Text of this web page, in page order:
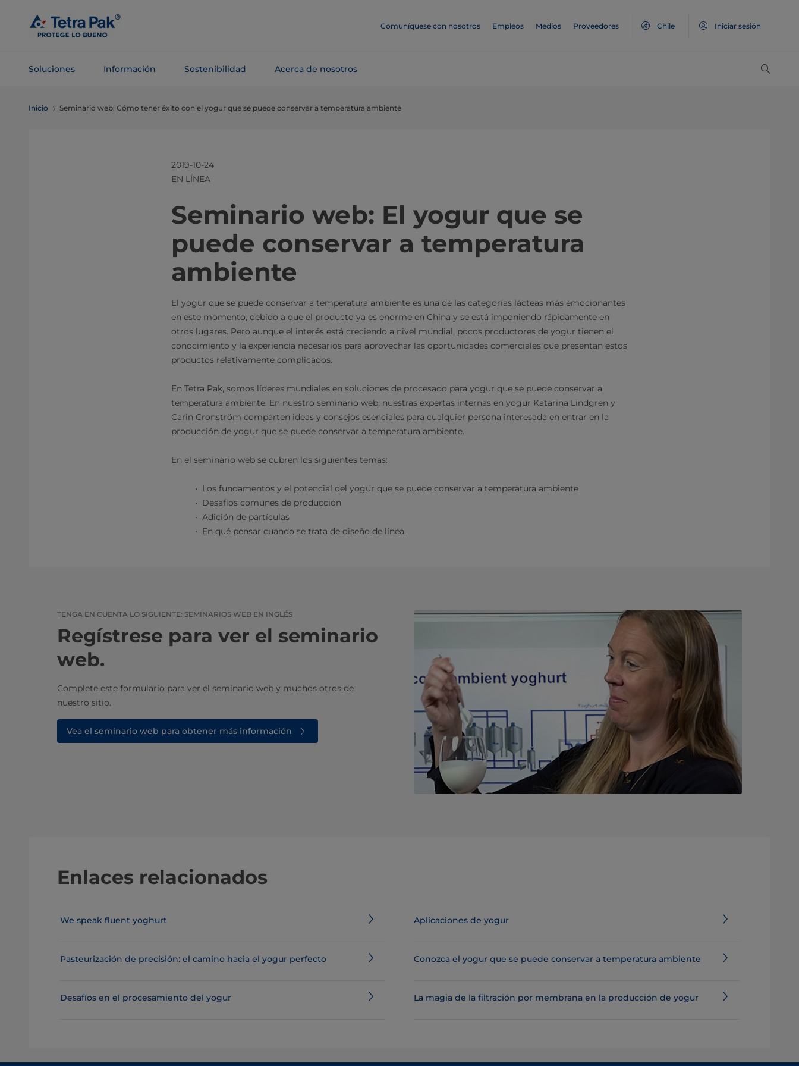
contenido
principal
Comuníquese con nosotros Empleos Medios Proveedores Chile Iniciar sesión
Soluciones Información Sostenibilidad Acerca de nosotros
navegación
Inicio Seminario web: Cómo tener éxito con el yogur que se puede conservar a temperatura ambiente
2019-10-24
EN LÍNEA
Seminario web: El yogur que se
puede conservar a temperatura
ambiente
El yogur que se puede conservar a temperatura ambiente es una de las categorías lácteas más emocionantes
en este momento, debido a que el producto ya es enorme en China y se está imponiendo rápidamente en
otros lugares. Pero aunque el interés está creciendo a nivel mundial, pocos productores de yogur tienen el
conocimiento y la experiencia necesarios para aprovechar las oportunidades comerciales que presentan estos
productos relativamente complicados.
En Tetra Pak, somos líderes mundiales en soluciones de procesado para yogur que se puede conservar a
temperatura ambiente. En nuestro seminario web, nuestras expertas internas en yogur Katarina Lindgren y
Carin Cronström comparten ideas y consejos esenciales para cualquier persona interesada en entrar en la
producción de yogur que se puede conservar a temperatura ambiente.
En el seminario web se cubren los siguientes temas:
Los fundamentos y el potencial del yogur que se puede conservar a temperatura ambiente
Desafíos comunes de producción
Adición de partículas
En qué pensar cuando se trata de diseño de línea.
TENGA EN CUENTA LO SIGUIENTE: SEMINARIOS WEB EN INGLÉS
Regístrese para ver el seminario
web.
Complete este formulario para ver el seminario web y muchos otros de
nuestro sitio.
Vea el seminario web para obtener más información
Enlaces relacionados
We speak fluent yoghurt
Pasteurización de precisión: el camino hacia el yogur perfecto
Desafíos en el procesamiento del yogur
Aplicaciones de yogur
Conozca el yogur que se puede conservar a temperatura ambiente
La magia de la filtración por membrana en la producción de yogur